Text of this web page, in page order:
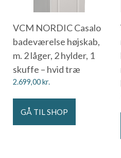
VCM NORDIC Casalo
badeværelse højskab,
m. 2 låger, 2 hylder, 1
skuffe – hvid træ
2.699,00kr.
GÅ TIL SHOP